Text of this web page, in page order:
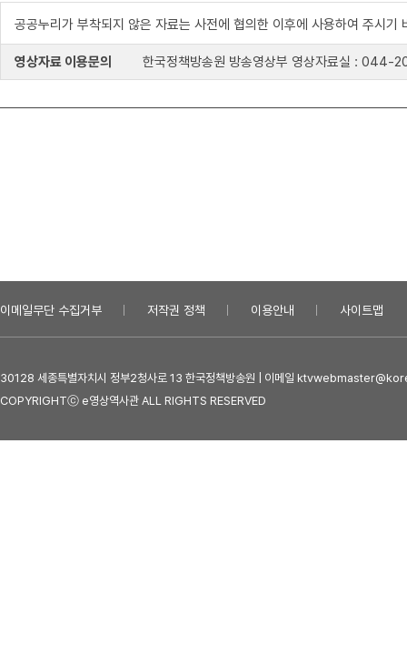
공공누리가 부착되지 않은 자료는 사전에 협의한 이후에 사용하여 주시기
영상자료 이용문의 한국정책방송원 방송영상부 영상자료실 :
이메일무단 수집거부 저작권 정책 이용안내 사이트맵
30128 세종특별자치시 정부2청사로 13 한국정책방송원 | 이메일
COPYRIGHTⓒ e영상역사관 ALL RIGHTS RESERVED